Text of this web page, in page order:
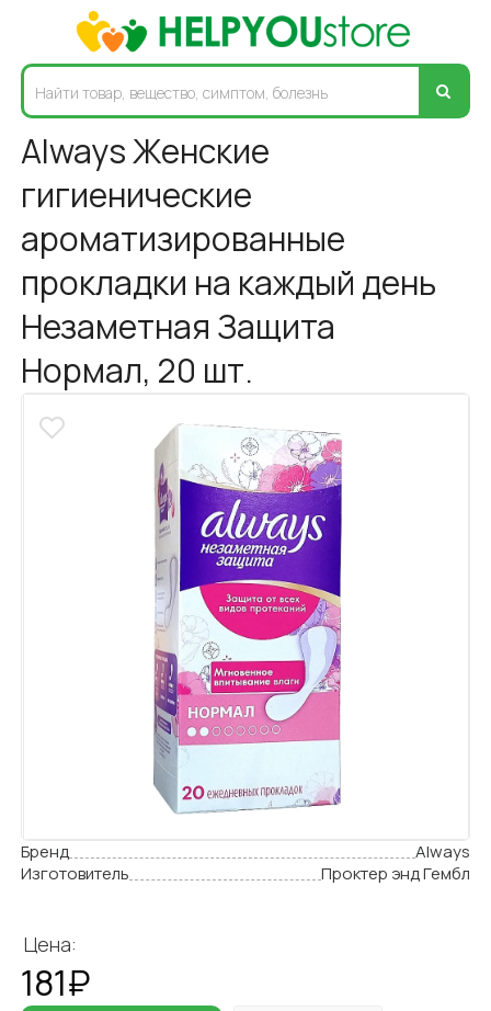
Always Женские
гигиенические
ароматизированные
прокладки на каждый день
Незаметная Защита
Нормал, 20 шт.
Бренд
Always
Изготовитель
Проктер энд Гембл
Цена:
181₽